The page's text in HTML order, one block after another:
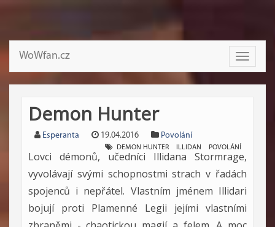
Toggle
WoWfan.cz
Demon Hunter
Esperanta 19.04.2016 Povolání
DEMON HUNTER ILLIDAN POVOLÁNÍ
Lovci démonů, učedníci Illidana Stormrage,
vyvolávají svými schopnostmi strach v řadách
spojenců i nepřátel. Vlastním jménem Illidari
bojují proti Plamenné Legii jejími vlastními